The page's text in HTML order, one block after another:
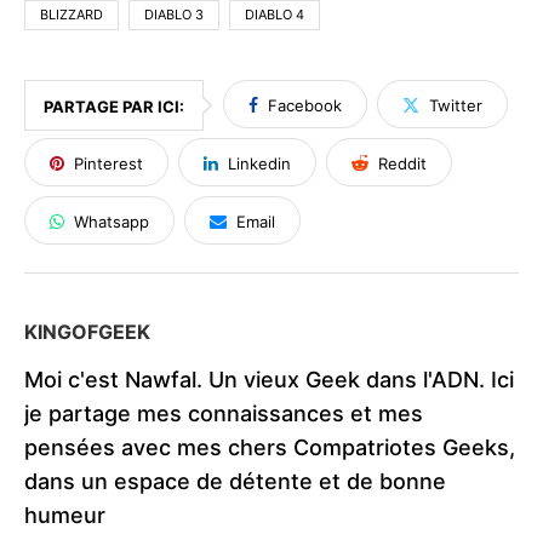
BLIZZARD DIABLO 3 DIABLO 4
PARTAGE PAR ICI: Facebook Twitter
Pinterest Linkedin Reddit
Whatsapp Email
KINGOFGEEK
Moi c'est Nawfal. Un vieux Geek dans l'ADN. Ici
je partage mes connaissances et mes
pensées avec mes chers Compatriotes Geeks,
dans un espace de détente et de bonne
humeur